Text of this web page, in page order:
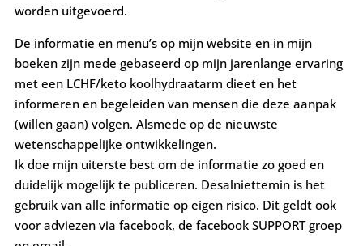
worden uitgevoerd.
De informatie en menu’s op mijn website en in mijn
boeken zijn mede gebaseerd op mijn jarenlange ervaring
met een LCHF/keto koolhydraatarm dieet en het
informeren en begeleiden van mensen die deze aanpak
(willen gaan) volgen. Alsmede op de nieuwste
wetenschappelijke ontwikkelingen.
Ik doe mijn uiterste best om de informatie zo goed en
duidelijk mogelijk te publiceren. Desalniettemin is het
gebruik van alle informatie op eigen risico. Dit geldt ook
voor adviezen via facebook, de facebook SUPPORT groep